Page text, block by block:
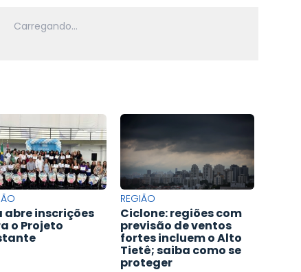
abre inscrições
o Projeto
REGIÃO
Ciclone: regiões com
previsão de ventos
fortes incluem o Alto
Tietê; saiba como se
proteger